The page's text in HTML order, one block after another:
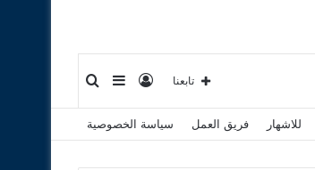
إضافة
عمود
تسجيل
الدخول
تابعنا
للاشهار فريق العمل سياسة الخصوصية